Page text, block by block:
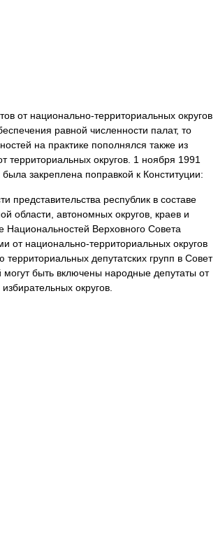
от национально-территориальных округов
равной численности палат, то
на практике пополнялся также из
территориальных округов. 1 ноября 1991
была закреплена поправкой к Конституции:
представительства республик в составе
области, автономных округов, краев и
Национальностей Верховного Совета
от национально-территориальных округов
территориальных депутатских групп в Совет
могут быть включены народные депутаты от
округов.